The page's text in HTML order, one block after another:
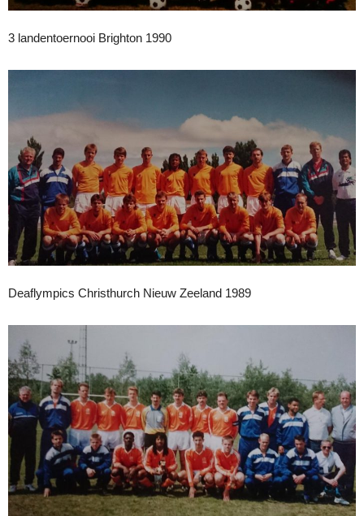
3 landentoernooi Brighton 1990
Deaflympics Christhurch Nieuw Zeeland 1989